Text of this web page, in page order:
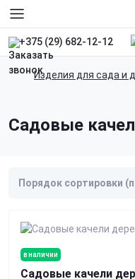
+375 (29) 682-12-12
Изделия для сада и
Садовые
в наличии
Садовые качели